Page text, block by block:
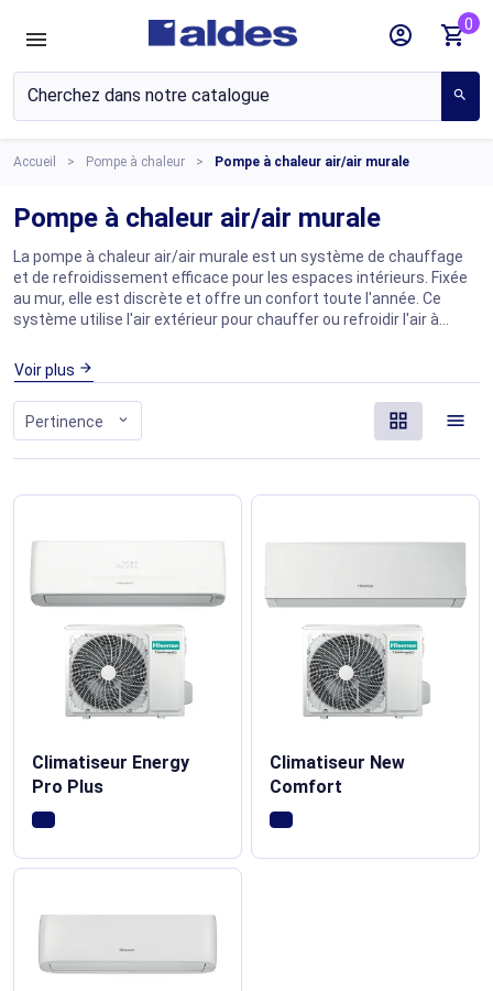
search
account_circle shopping_cart0
Accueil Pompe à chaleur Pompe à chaleur air/air murale
Pompe à chaleur air/air murale
La pompe à chaleur air/air murale est un système de chauffage
et de refroidissement efficace pour les espaces intérieurs. Fixée
au mur, elle est discrète et offre un confort toute l'année. Ce
système utilise l'air extérieur pour chauffer ou refroidir l'air à
des fonctionnalités telles que la régulation de la température, la
programmation et la filtration de l'air, la pompe à chaleur air/air
murale est idéale pour maintenir un air agréable et confortable.
Voir plus arrow_forward
Pertinence expand_more grid_view menu
Climatiseur Energy
Pro Plus
Climatiseur New
Comfort